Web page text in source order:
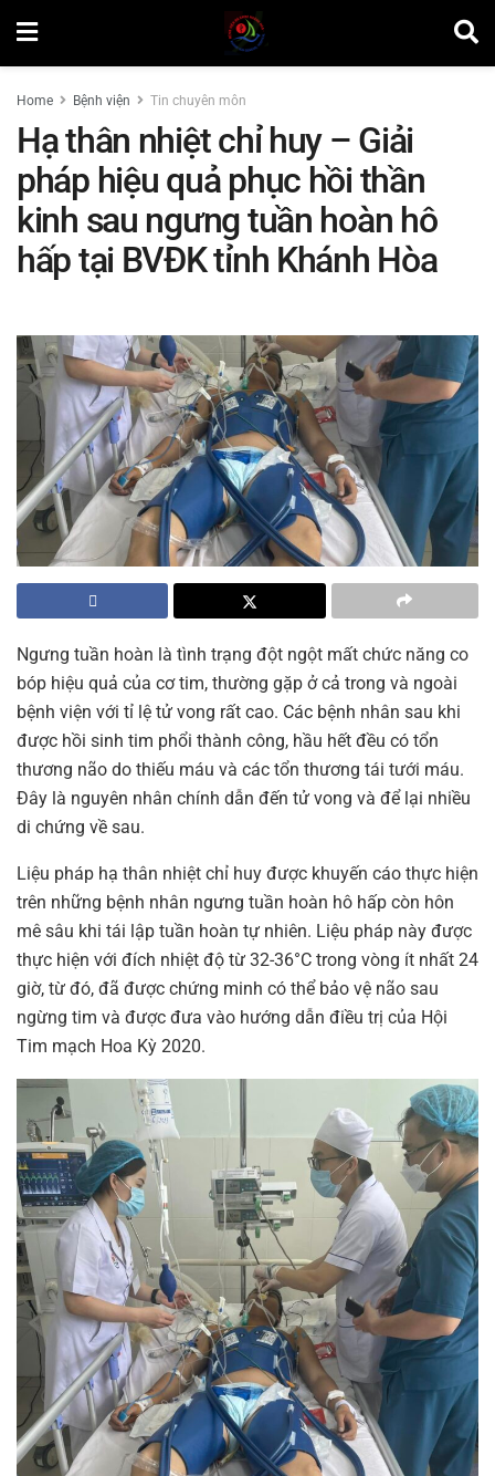
Home Bệnh viện Tin chuyên môn
Hạ thân nhiệt chỉ huy – Giải
pháp hiệu quả phục hồi thần
kinh sau ngưng tuần hoàn hô
hấp tại BVĐK tỉnh Khánh Hòa
Ngưng tuần hoàn là tình trạng đột ngột mất chức năng co
bóp hiệu quả của cơ tim, thường gặp ở cả trong và ngoài
bệnh viện với tỉ lệ tử vong rất cao. Các bệnh nhân sau khi
được hồi sinh tim phổi thành công, hầu hết đều có tổn
thương não do thiếu máu và các tổn thương tái tưới máu.
Đây là nguyên nhân chính dẫn đến tử vong và để lại nhiều
di chứng về sau.
Liệu pháp hạ thân nhiệt chỉ huy được khuyến cáo thực hiện
trên những bệnh nhân ngưng tuần hoàn hô hấp còn hôn
mê sâu khi tái lập tuần hoàn tự nhiên. Liệu pháp này được
thực hiện với đích nhiệt độ từ 32-36°C trong vòng ít nhất 24
giờ, từ đó, đã được chứng minh có thể bảo vệ não sau
ngừng tim và được đưa vào hướng dẫn điều trị của Hội
Tim mạch Hoa Kỳ 2020.